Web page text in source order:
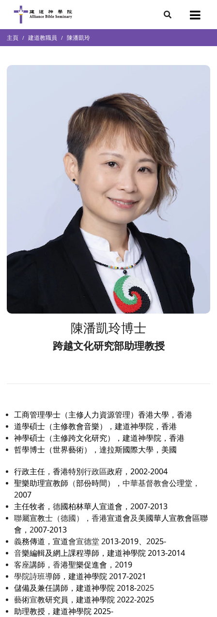
主頁 建道教職員 陳潘凱玲
陳潘凱玲博士
跨越文化研究部助理教授
工商管理學士（主修人力資源管理）香港大學，香港
道學碩士（主修教會音樂），建道神學院，香港
神學碩士（主修跨文化研究），建道神學院，香港
哲學博士（世界藝術），達拉斯國際大學，美國
行政主任，香港特別行政區政府，2002-2004
聖樂助理宣教師 （部份時間）， 中華基督教會公理堂 ，
2007
主任牧者， 德國柏林華人宣道會， 2007-2013
聯屬宣教士（德國），香港宣道會及美國華人宣教會區聯
會， 2007-2013
義務傳道，宣道會宣德堂 2013-2019、 2025-
音樂編輯及網上課程導師，建道神學院 2013-2014
客座講師， 香港聖樂促進會， 2019
學院詩班導師，建道神學院2017-2021
儲備及兼任講師，建道神學院2018-2025
藝術宣教研究員，建道神學院2022-2025
助理教授，建道神學院 2025-